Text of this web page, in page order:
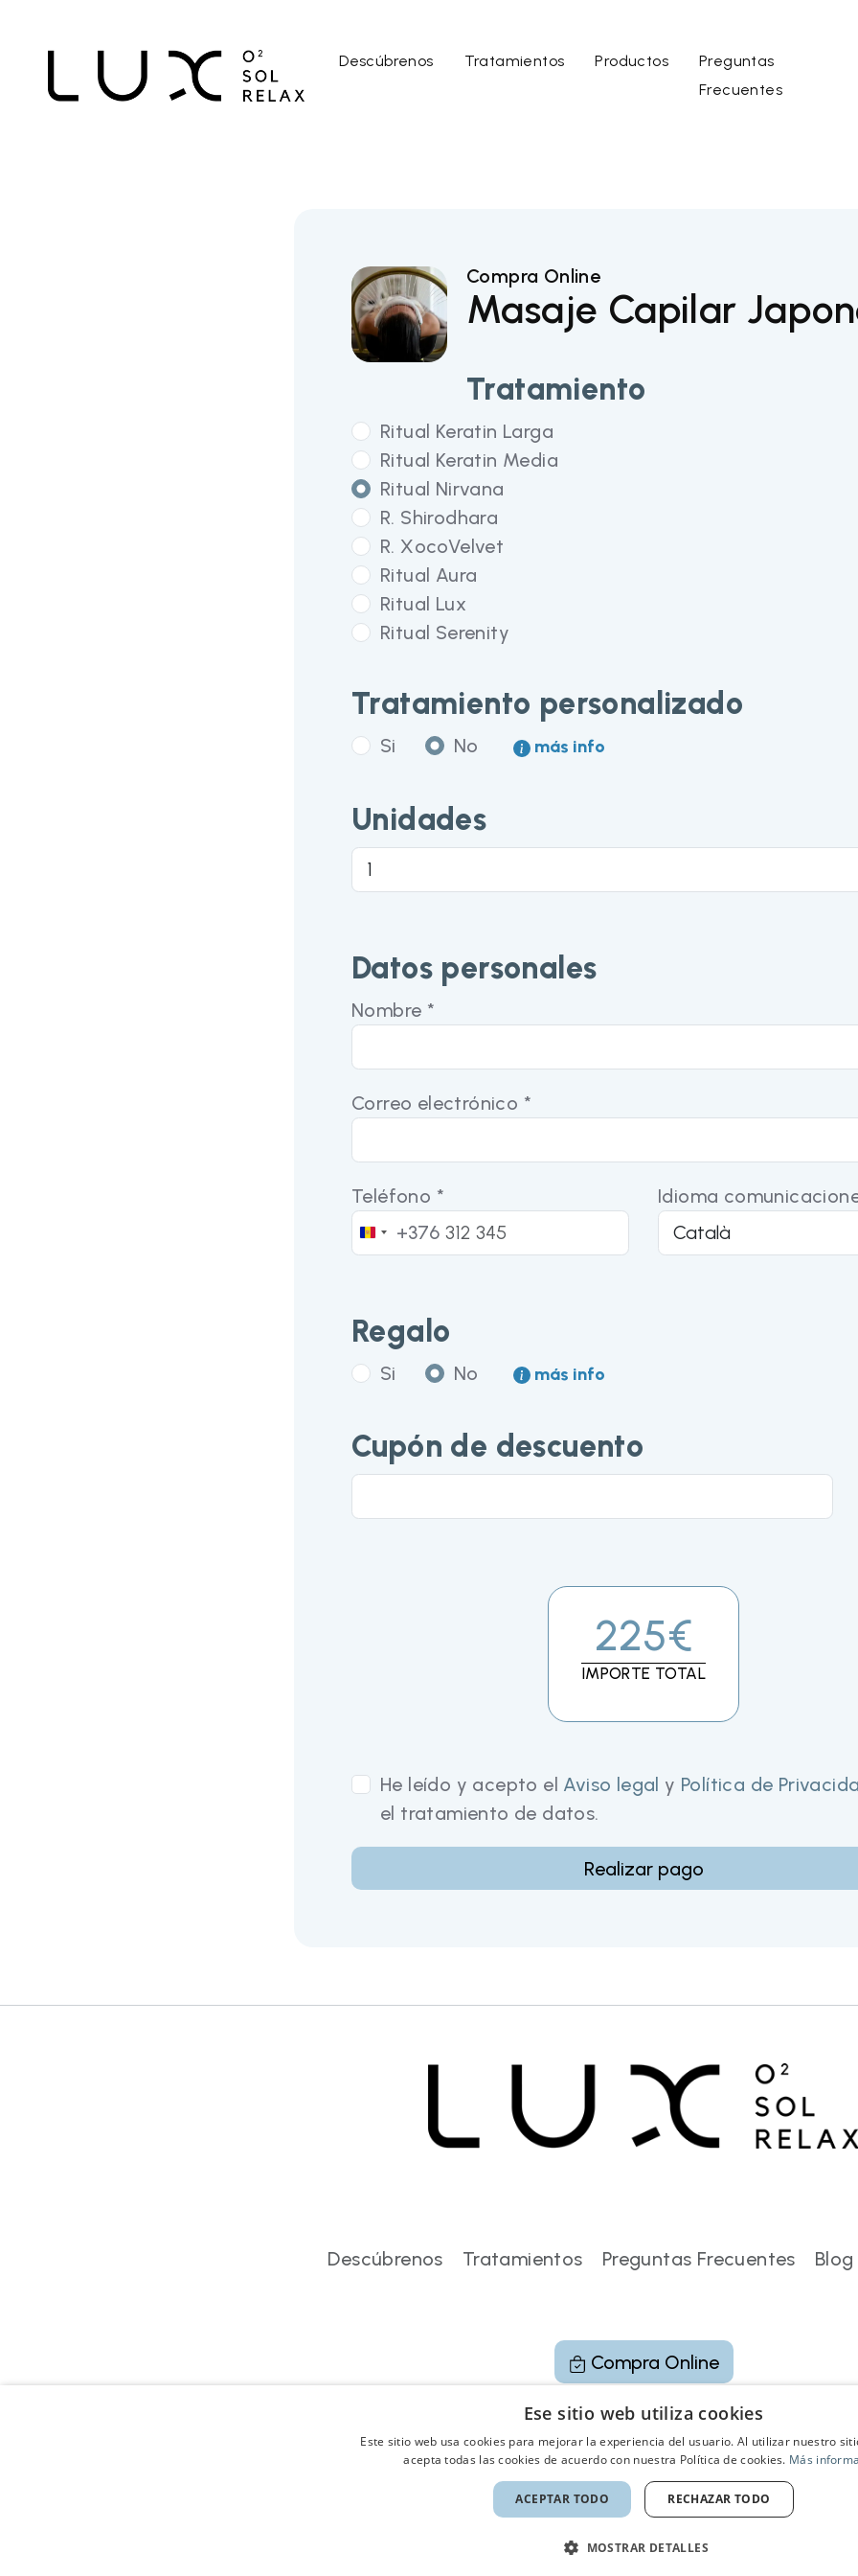
Descúbrenos Tratamientos Productos
Preguntas
Frecuentes
Compra Online
Masaje Capilar
Tratamiento
Ritual Keratin Larga
Ritual Keratin Media
Ritual Nirvana
R. Shirodhara
R. XocoVelvet
Ritual Aura
Ritual Lux
Ritual Serenity
Tratamiento personalizado
Si No más info
Unidades
Datos personales
Nombre *
Correo electrónico *
Teléfono *
Andorra
+376
Idioma
Regalo
Si No más info
Cupón de descuento
225€
IMPORTE TOTAL
He leído y acepto el Aviso legal y Política de
el tratamiento de datos.
Realizar pago
Descúbrenos Tratamientos Preguntas Frecuentes Blog
Compra Online
Ese sitio web utiliza cookies
Este sitio web usa cookies para mejorar la experiencia del usuario. Al utilizar nuestro
acepta todas las cookies de acuerdo con nuestra Política de cookies. Más
ACEPTAR TODO RECHAZAR TODO
MOSTRAR DETALLES